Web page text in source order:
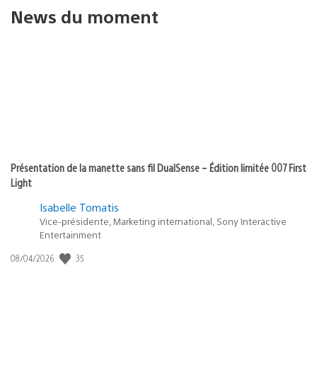
News du moment
Présentation de la manette sans fil DualSense – Édition limitée 007 First
Light
Isabelle Tomatis
Vice-présidente, Marketing international, Sony Interactive
Entertainment
Date
08/04/2026 35